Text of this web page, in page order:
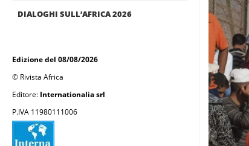
DIALOGHI SULL’AFRICA 2026
Edizione del 08/08/2026
© Rivista Africa
Editore: Internationalia srl
P.IVA 11980111006